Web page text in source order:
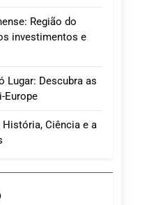
Região do
investimentos e
Lugar: Descubra as
Europe
Ciência e a